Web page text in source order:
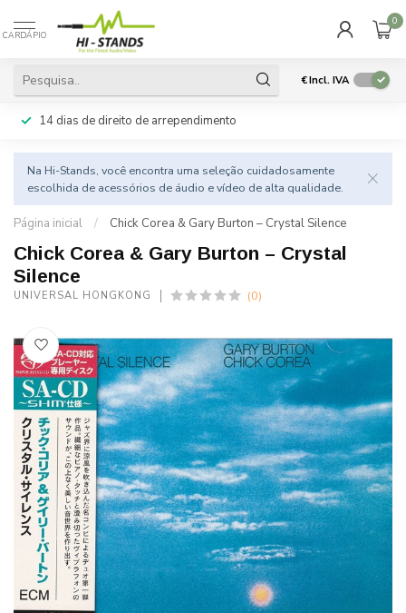
CARDÁPIO
0
€Incl. IVA
14 dias de direito de arrependimento
Na Hi-Stands, você encontra uma seleção cuidadosamente
escolhida de acessórios de áudio e vídeo de alta qualidade.
Página inicial / Chick Corea & Gary Burton – Crystal Silence
Chick Corea & Gary Burton – Crystal
Silence
UNIVERSAL HONGKONG (0)